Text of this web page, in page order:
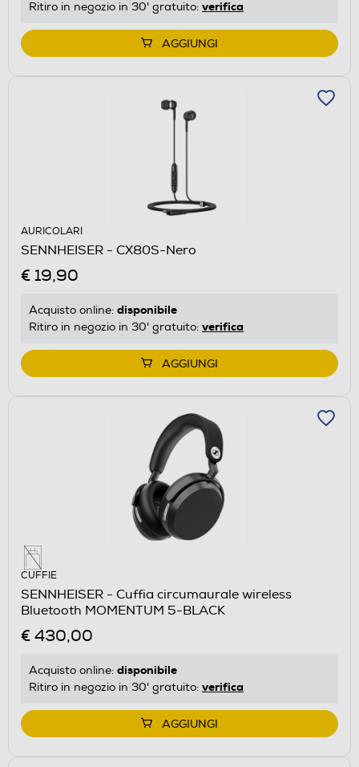
Ritiro in negozio in 30' gratuito: verifica
AGGIUNGI
AURICOLARI
SENNHEISER - CX80S-Nero
€ 19,90
Acquisto online: disponibile
Ritiro in negozio in 30' gratuito: verifica
AGGIUNGI
CUFFIE
SENNHEISER - Cuffia circumaurale wireless
Bluetooth MOMENTUM 5-BLACK
€ 430,00
Acquisto online: disponibile
Ritiro in negozio in 30' gratuito: verifica
AGGIUNGI